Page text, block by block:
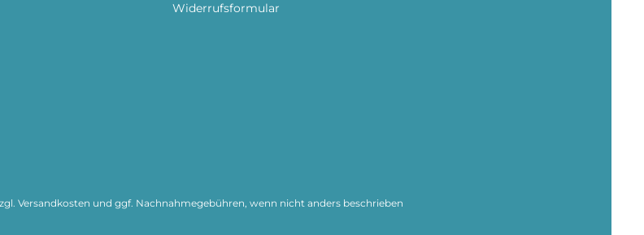
Widerrufsformular
Versandkosten und ggf. Nachnahmegebühren, wenn nicht anders beschrieben